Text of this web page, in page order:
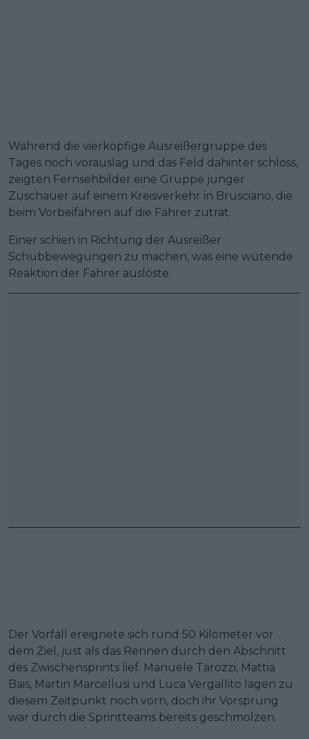
Während die vierköpfige Ausreißergruppe des
Tages noch vorauslag und das Feld dahinter schloss,
zeigten Fernsehbilder eine Gruppe junger
Zuschauer auf einem Kreisverkehr in Brusciano, die
beim Vorbeifahren auf die Fahrer zutrat.
Einer schien in Richtung der Ausreißer
Schubbewegungen zu machen, was eine wütende
Reaktion der Fahrer auslöste.
Der Vorfall ereignete sich rund 50 Kilometer vor
dem Ziel, just als das Rennen durch den Abschnitt
des Zwischensprints lief. Manuele Tarozzi, Mattia
Bais, Martin Marcellusi und Luca Vergallito lagen zu
diesem Zeitpunkt noch vorn, doch ihr Vorsprung
war durch die Sprintteams bereits geschmolzen.